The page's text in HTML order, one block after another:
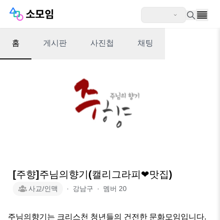
홈 게시판 사진첩 채팅
[주향]주님의향기(캘리그라피❤맛집)
사교/인맥 ∙ 강남구 ∙ 멤버 20
주님의향기는 크리스천 청년들의 건전한 문화모임입니다.